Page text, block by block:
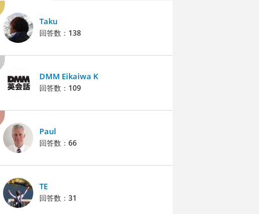
Taku
回答数： 138
DMM Eikaiwa K
回答数： 109
Paul
回答数： 66
TE
回答数： 31